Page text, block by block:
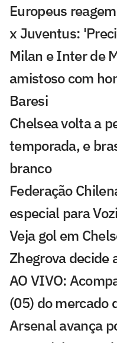
Europeus
x Juventus:
Milan e Inter de
amistoso com
Baresi
Chelsea volta a
temporada, e
branco
Federação
especial para
Veja gol em
Zhegrova decide
AO VIVO:
(05) do mercado
Arsenal avança